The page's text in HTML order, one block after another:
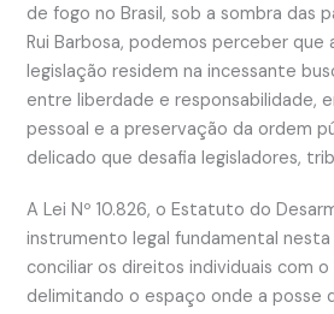
de fogo no Brasil, sob a sombra das
Rui Barbosa, podemos perceber que
legislação residem na incessante
entre liberdade e responsabilidade,
pessoal e a preservação da ordem
delicado que desafia legisladores,
A Lei Nº 10.826, o Estatuto do
instrumento legal fundamental
conciliar os direitos individuais com
delimitando o espaço onde a posse